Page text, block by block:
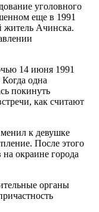
уголовного
еще в 1991
житель Ачинска.
14 июня 1991
Когда одна
покинуть
как считают
к девушке
После этого
окраине города
органы